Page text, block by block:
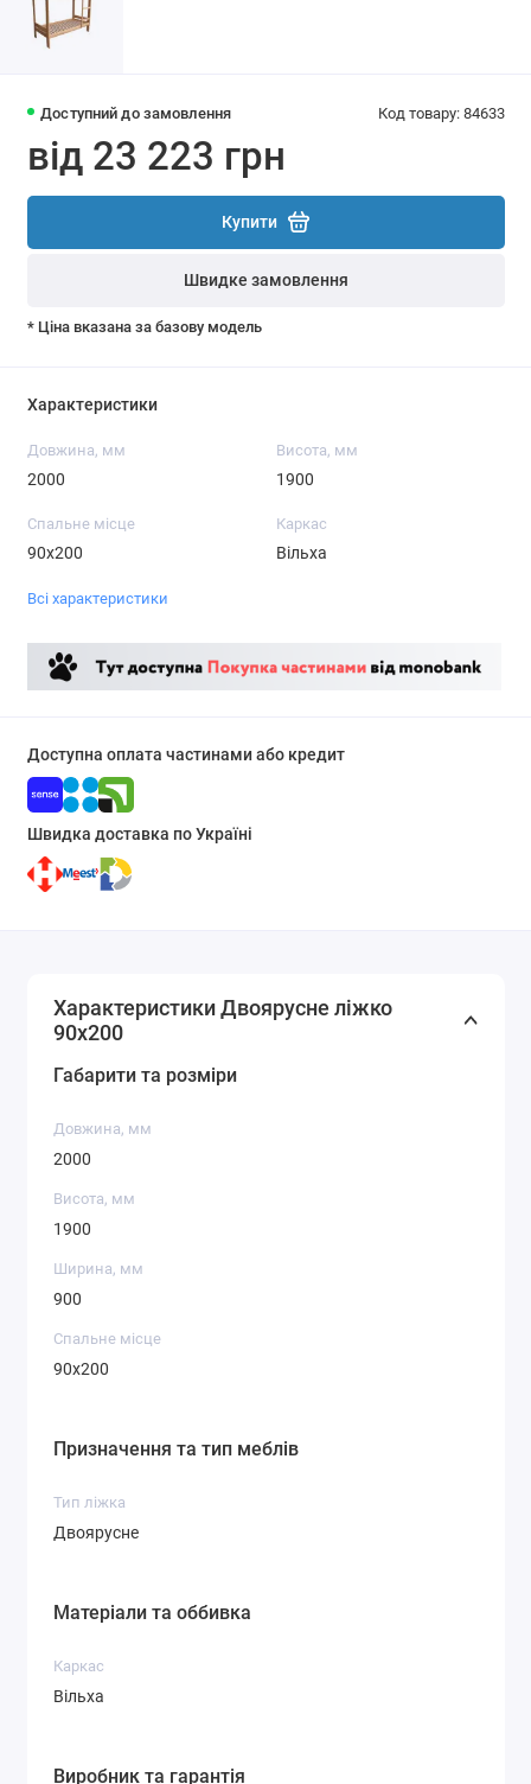
Доступний до замовлення Код товару: 84633
від 23 223 грн
Купити
Швидке замовлення
* Ціна вказана за базову модель
Характеристики
Довжина, мм
2000
Висота, мм
1900
Спальне місце
90х200
Каркас
Вільха
Всі характеристики
Доступна оплата частинами або кредит
Швидка доставка по Україні
Характеристики Двоярусне ліжко
90х200
Габарити та розміри
Довжина, мм
2000
Висота, мм
1900
Ширина, мм
900
Спальне місце
90х200
Призначення та тип меблів
Тип ліжка
Двоярусне
Матеріали та оббивка
Каркас
Вільха
Виробник та гарантія